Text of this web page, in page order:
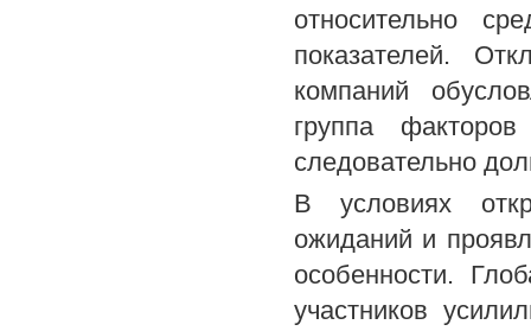
относительно
показателей.
компаний
группа
следовательно
В условиях
ожиданий и
особенности.
участников